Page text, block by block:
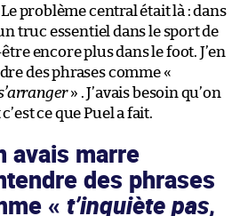
problème central était là : dans
truc essentiel dans le sport de
encore plus dans le foot. J’en
des phrases comme «
» . J’avais besoin qu’on
ce que Puel a fait.
avais marre
des phrases
« t’inquiète pas,